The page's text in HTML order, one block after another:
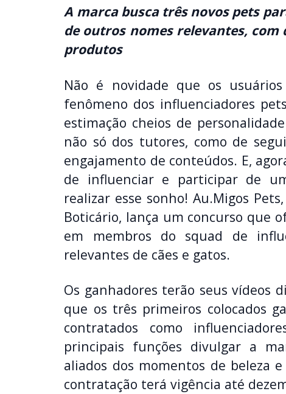
A marca busca três novos pets
de outros nomes relevantes,
produtos
Não é novidade que os
fenômeno dos influenciadores
estimação cheios de
não só dos tutores, como de
engajamento de conteúdos. E,
de influenciar e participar de
realizar esse sonho! Au.Migos
Boticário, lança um concurso que
em membros do squad de
relevantes de cães e gatos.
Os ganhadores terão seus vídeos
que os três primeiros colocados
contratados como
principais funções divulgar a
aliados dos momentos de beleza
contratação terá vigência até